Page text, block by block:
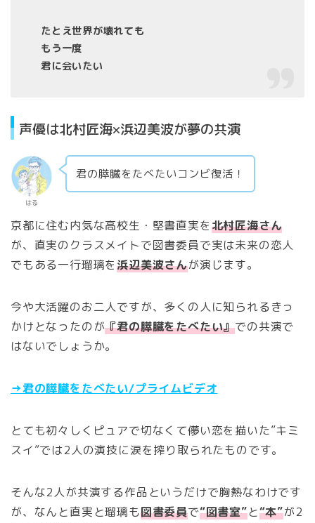
たとえ世界が壊れても
もう一度
君に会いたい
声優は北村匠海×浜辺美波が夢の共演
はる
君の膵臓をたべたいコンビ復活！
京都に住む内気な高校生・堅書直実を北村匠海さん
が、直実のクラスメイトで図書委員で実は未来の恋人
でもある一行瑠璃を浜辺美波さんが演じます。
今や大活躍のお二人ですが、多くの人に知られるきっ
かけとなったのが『君の膵臓をたべたい』での共演で
はないでしょうか。
→君の膵臓をたべたい/プライムビデオ
とても初々しくピュアで切なくて儚い恋を描いた”キミ
スイ”では2人の演技に涙を搾り取られたものです。
そんな2人が共演する作品というだけで胸熱なわけです
が、なんと直実と瑠璃も図書委員で“図書室”と“本”が2